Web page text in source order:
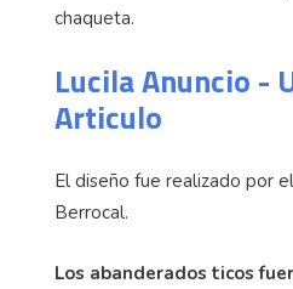
chaqueta.
Lucila Anuncio -
Articulo
El diseño fue realizado por
Berrocal.
Los abanderados ticos